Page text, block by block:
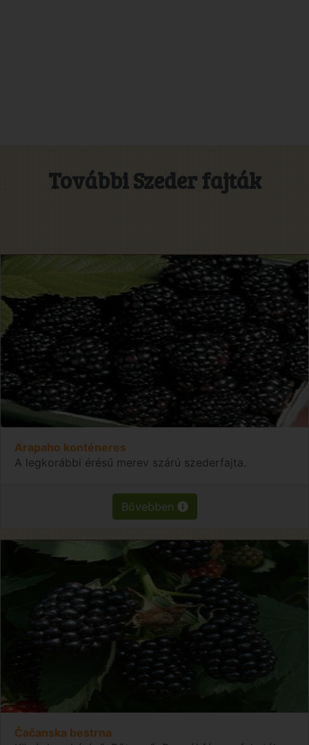
További Szeder fajták
Arapaho konténeres
A legkorábbi érésű merev szárú szederfajta.
Bővebben
Čačanska bestrna